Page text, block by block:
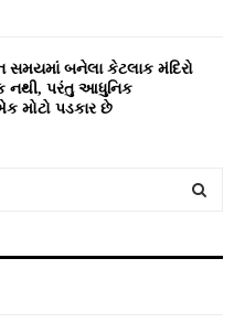
સમયમાં બનેલા કેટલાક મંદિરો
નથી, પરંતુ આધુનિક
મોટો પડકાર છે